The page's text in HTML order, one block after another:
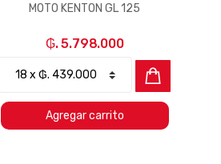
MOTO KENTON GL 125
₲. 5.798.000
Agregar carrito